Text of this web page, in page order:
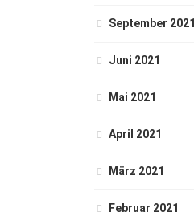
September 2021
Juni 2021
Mai 2021
April 2021
März 2021
Februar 2021